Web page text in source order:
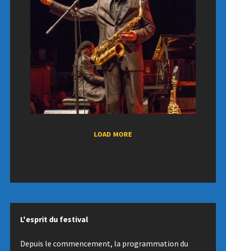
LOAD MORE
L'esprit du festival
Depuis le commencement, la programmation du